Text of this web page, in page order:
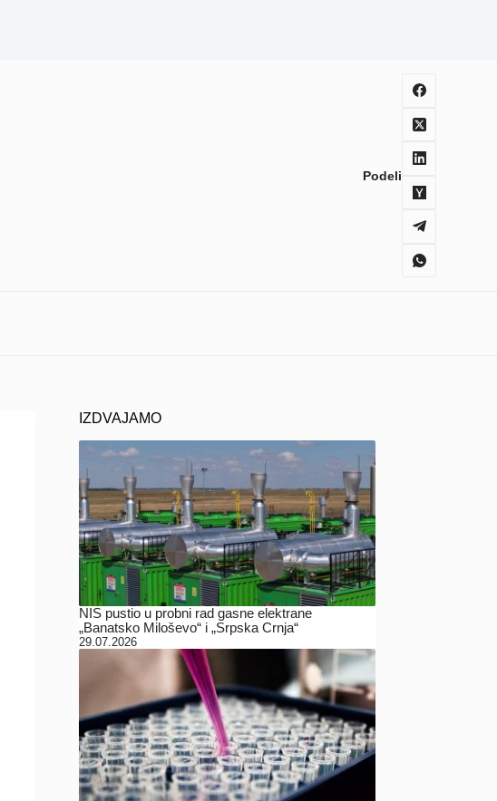
Podeli
IZDVAJAMO
NIS pustio u probni rad gasne elektrane
„Banatsko Miloševo“ i „Srpska Crnja“
29.07.2026